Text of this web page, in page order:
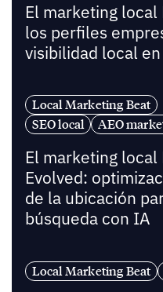
El marketing
los perfiles
visibilidad local
Local Marketing Beat
SEO local
AEO
El marketing
Evolved:
de la ubicación
búsqueda con IA
Local Marketing Beat